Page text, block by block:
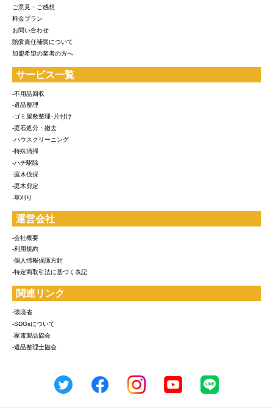
ご意見・ご感想
料金プラン
お問い合わせ
賠償責任補償について
加盟希望の業者の方へ
サービス一覧
-不用品回収
-遺品整理
-ゴミ屋敷整理･片付け
-庭石処分・撤去
-ハウスクリーニング
-特殊清掃
-ハチ駆除
-庭木伐採
-庭木剪定
-草刈り
運営会社
-会社概要
-利用規約
-個人情報保護方針
-特定商取引法に基づく表記
関連リンク
-環境省
-SDGsについて
-家電製品協会
-遺品整理士協会